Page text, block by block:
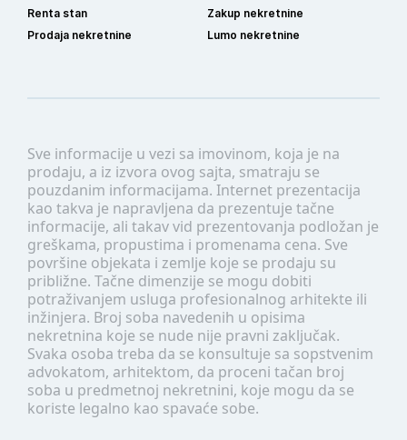
Sve informacije u vezi sa imovinom, koja je na
prodaju, a iz izvora ovog sajta, smatraju se
pouzdanim informacijama. Internet prezentacija
kao takva je napravljena da prezentuje tačne
informacije, ali takav vid prezentovanja podložan je
greškama, propustima i promenama cena. Sve
površine objekata i zemlje koje se prodaju su
približne. Tačne dimenzije se mogu dobiti
potraživanjem usluga profesionalnog arhitekte ili
inžinjera. Broj soba navedenih u opisima
nekretnina koje se nude nije pravni zaključak.
Svaka osoba treba da se konsultuje sa sopstvenim
advokatom, arhitektom, da proceni tačan broj
soba u predmetnoj nekretnini, koje mogu da se
koriste legalno kao spavaće sobe.
Renta stan
Zakup nekretnine
Prodaja nekretnine
Lumo nekretnine